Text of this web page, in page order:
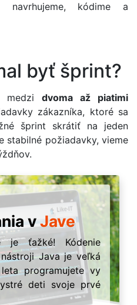
navrhujeme, kódime a
byť šprint?
medzi dvoma až piatimi
zákazníka, ktoré sa
šprint skrátiť na jeden
stabilné požiadavky, vieme
vJave
je ťažké! Kódenie
Java je veľká
programujete vy
deti svoje prvé